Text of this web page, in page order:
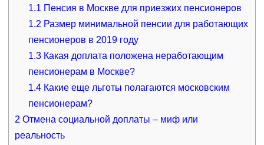
1.1 Пенсия в Москве для приезжих пенсионеров
1.2 Размер минимальной пенсии для работающих
пенсионеров в 2019 году
1.3 Какая доплата положена неработающим
пенсионерам в Москве?
1.4 Какие еще льготы полагаются московским
пенсионерам?
2 Отмена социальной доплаты – миф или
реальность